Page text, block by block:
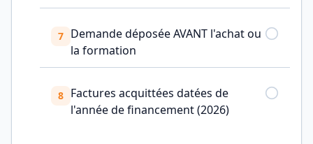
7 Demande déposée AVANT l'achat ou
la formation
8 Factures acquittées datées de
l'année de financement (2026)